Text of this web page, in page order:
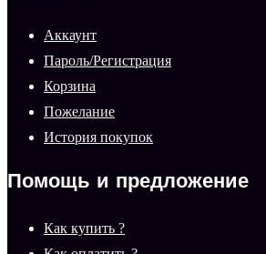
Аккаунт
Пароль/Регистрация
Корзина
Пожелание
История покупок
Помощь и предложение
Как купить ?